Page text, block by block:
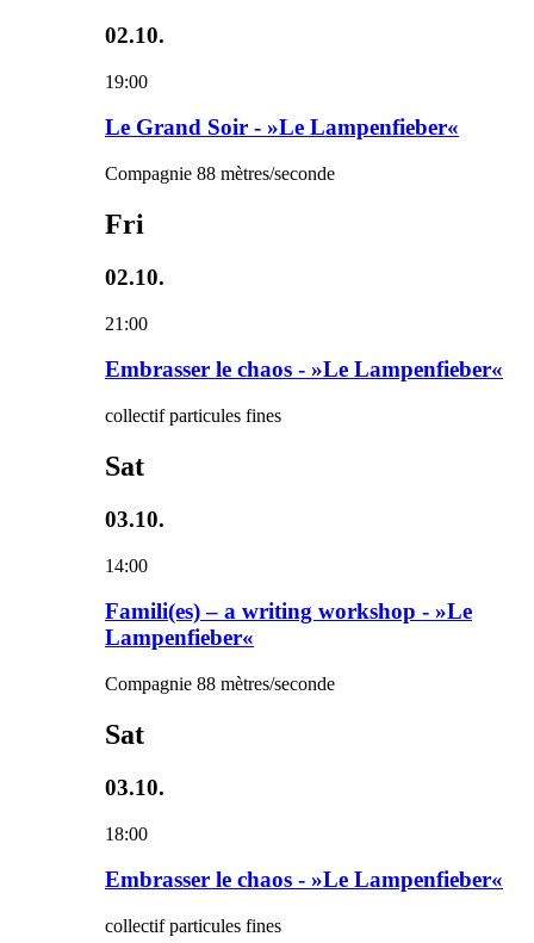
02.10.
19:00
Le Grand Soir - »Le Lampenfieber«
Compagnie 88 mètres/seconde
Fri
02.10.
21:00
Embrasser le chaos - »Le Lampenfieber«
collectif particules fines
Sat
03.10.
14:00
Famili(es) – a writing workshop - »Le
Lampenfieber«
Compagnie 88 mètres/seconde
Sat
03.10.
18:00
Embrasser le chaos - »Le Lampenfieber«
collectif particules fines